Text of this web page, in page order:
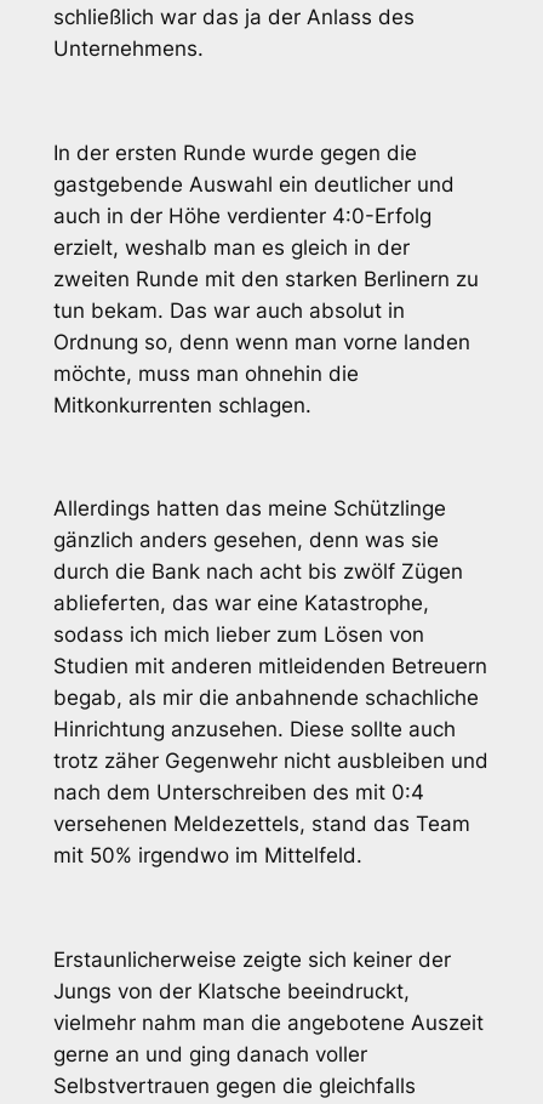
schließlich war das ja der Anlass des
Unternehmens.
In der ersten Runde wurde gegen die
gastgebende Auswahl ein deutlicher und
auch in der Höhe verdienter 4:0-Erfolg
erzielt, weshalb man es gleich in der
zweiten Runde mit den starken Berlinern zu
tun bekam. Das war auch absolut in
Ordnung so, denn wenn man vorne landen
möchte, muss man ohnehin die
Mitkonkurrenten schlagen.
Allerdings hatten das meine Schützlinge
gänzlich anders gesehen, denn was sie
durch die Bank nach acht bis zwölf Zügen
ablieferten, das war eine Katastrophe,
sodass ich mich lieber zum Lösen von
Studien mit anderen mitleidenden Betreuern
begab, als mir die anbahnende schachliche
Hinrichtung anzusehen. Diese sollte auch
trotz zäher Gegenwehr nicht ausbleiben und
nach dem Unterschreiben des mit 0:4
versehenen Meldezettels, stand das Team
mit 50% irgendwo im Mittelfeld.
Erstaunlicherweise zeigte sich keiner der
Jungs von der Klatsche beeindruckt,
vielmehr nahm man die angebotene Auszeit
gerne an und ging danach voller
Selbstvertrauen gegen die gleichfalls